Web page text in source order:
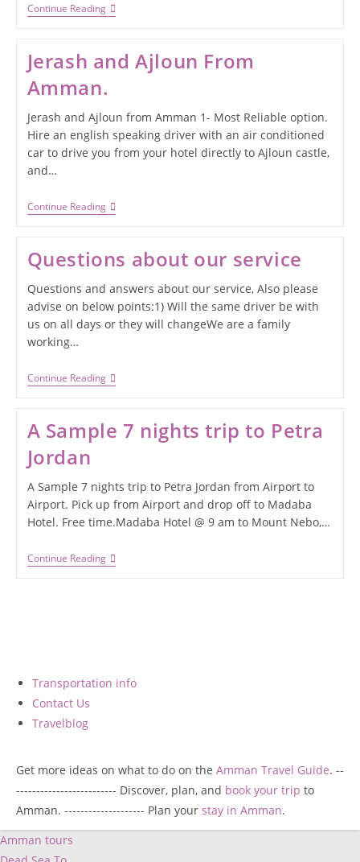
Continue Reading
Jerash and Ajloun From
Amman.
Jerash and Ajloun from Amman 1- Most Reliable option.
Hire an english speaking driver with an air conditioned
car to drive you from your hotel directly to Ajloun castle,
and…
Continue Reading
Questions about our service
Questions and answers about our service, Also please
advise on below points:1) Will the same driver be with
us on all days or they will changeWe are a family
working…
Continue Reading
A Sample 7 nights trip to Petra
Jordan
A Sample 7 nights trip to Petra Jordan from Airport to
Airport. Pick up from Airport and drop off to Madaba
Hotel. Free time.Madaba Hotel @ 9 am to Mount Nebo,…
Continue Reading
Transportation info
Contact Us
Travelblog
Get more ideas on what to do on the Amman Travel Guide. --
------------------------- Discover, plan, and book your trip to
Amman. -------------------- Plan your stay in Amman.
Amman tours